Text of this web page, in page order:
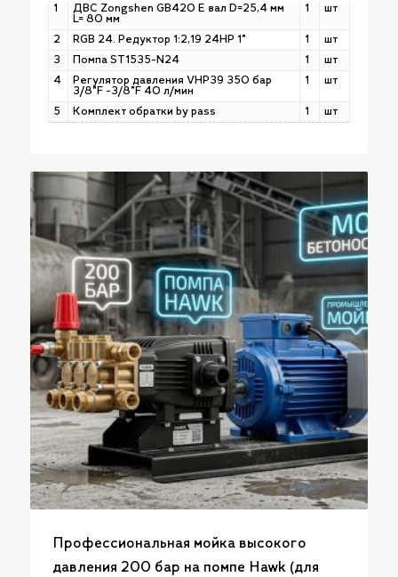
1
ДВС Zongshen GB420 E вал D=25,4 мм
L= 80 мм
1 шт
2 RGB 24. Редуктор 1:2,19 24HP 1" 1
шт
3
Помпа ST1535-N24 1
шт
4
Регулятор давления VHP39 350 бар
3/8"F -3/8"F 40 л/мин
1 шт
5 Комплект обратки by pass 1 шт
Профессиональная мойка высокого
давления 200 бар на помпе Hawk (для